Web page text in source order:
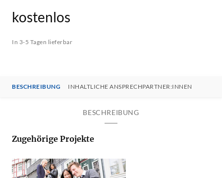
kostenlos
In 3-5 Tagen lieferbar
BESCHREIBUNG INHALTLICHE ANSPRECHPARTNER:INNEN
BESCHREIBUNG
Zugehörige Projekte